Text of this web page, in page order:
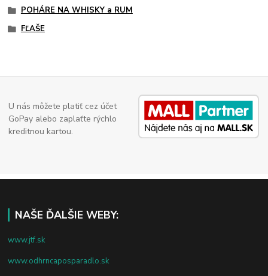
POHÁRE NA WHISKY a RUM
FĽAŠE
U nás môžete platiť cez účet
GoPay alebo zaplaťte rýchlo
kreditnou kartou.
NAŠE ĎALŠIE WEBY:
www.jtf.sk
www.odhrncaposparadlo.sk